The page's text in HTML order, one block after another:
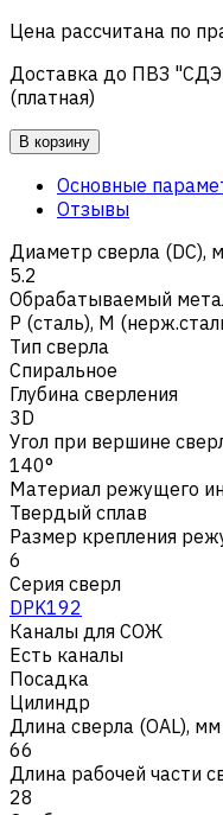
Цена рассчитана по
Доставка до ПВЗ
(платная)
В корзину
Основные
Отзывы
Диаметр сверла (DC),
5.2
Обрабатываемый
Р (сталь), M
Тип сверла
Спиральное
Глубина сверления
3D
Угол при вершине
140°
Материал режущего
Твердый сплав
Размер крепления
6
Серия сверл
DPK192
Каналы для СОЖ
Есть каналы
Посадка
Цилиндр
Длина сверла (OAL), мм
66
Длина рабочей части
28